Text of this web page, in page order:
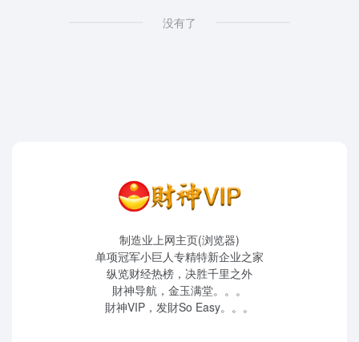
没有了
制造业上网主页(浏览器)
单项冠军小巨人专精特新企业之家
纵览财经热榜，决胜千里之外
財神导航，金玉满堂。。。
財神VIP，发財So Easy。。。